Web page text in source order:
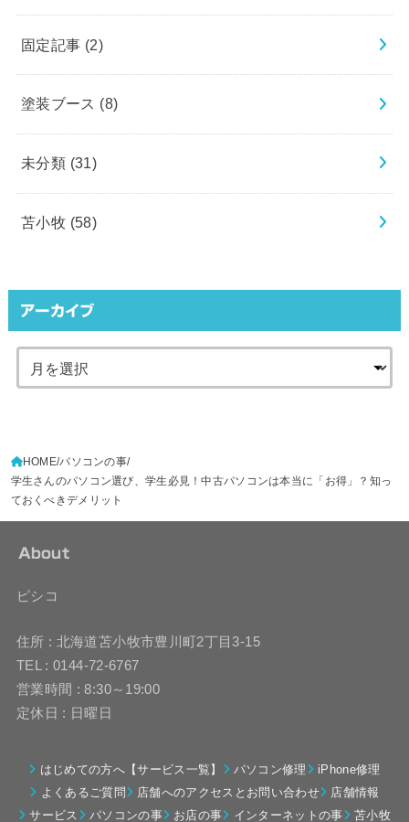
固定記事 (2)
塗装ブース (8)
未分類 (31)
苫小牧 (58)
アーカイブ
HOME パソコンの事
学生さんのパソコン選び、学生必見！中古パソコンは本当に「お得」？知っ
ておくべきデメリット
About
ピシコ
住所 : 北海道苫小牧市豊川町2丁目3-15
TEL : 0144-72-6767
営業時間 : 8:30～19:00
定休日 : 日曜日
はじめての方へ【サービス一覧】 パソコン修理
iPhone修理
よくあるご質問
店舗へのアクセスとお問い合わせ
店舗情報
サービス
パソコンの事 お店の事 インターネットの事 苫小牧